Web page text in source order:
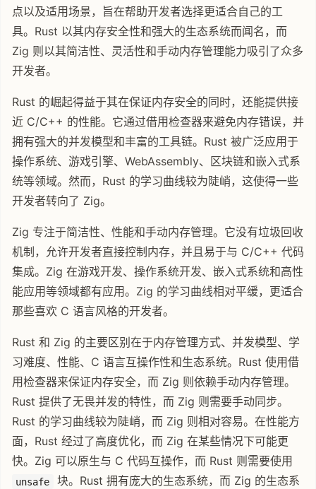
点以及适用场景，旨在帮助开发者选择更适合自己的工
具。Rust 以其内存安全性和强大的生态系统而闻名，而
Zig 则以其简洁性、灵活性和手动内存管理能力吸引了众多
开发者。
Rust 的崛起得益于其在保证内存安全的同时，还能提供接
近 C/C++ 的性能。它通过借用检查器来避免内存错误，并
拥有强大的并发模型和丰富的工具链。Rust 被广泛应用于
操作系统、游戏引擎、WebAssembly、区块链和嵌入式系
统等领域。然而，Rust 的学习曲线较为陡峭，这使得一些
开发者转向了 Zig。
Zig 专注于简洁性、性能和手动内存管理。它没有垃圾回收
机制，允许开发者直接控制内存，并且易于与 C/C++ 代码
集成。Zig 在游戏开发、操作系统开发、嵌入式系统和高性
能应用等领域都有应用。Zig 的学习曲线相对平缓，更适合
那些喜欢 C 语言风格的开发者。
Rust 和 Zig 的主要区别在于内存管理方式、并发模型、学
习难度、性能、C 语言互操作性和生态系统。Rust 使用借
用检查器来保证内存安全，而 Zig 则依赖手动内存管理。
Rust 提供了无畏并发的特性，而 Zig 则需要手动同步。
Rust 的学习曲线较为陡峭，而 Zig 则相对容易。在性能方
面，Rust 经过了高度优化，而 Zig 在某些情况下可能更
快。Zig 可以原生与 C 代码互操作，而 Rust 则需要使用
unsafe
块。Rust 拥有庞大的生态系统，而 Zig 的生态系